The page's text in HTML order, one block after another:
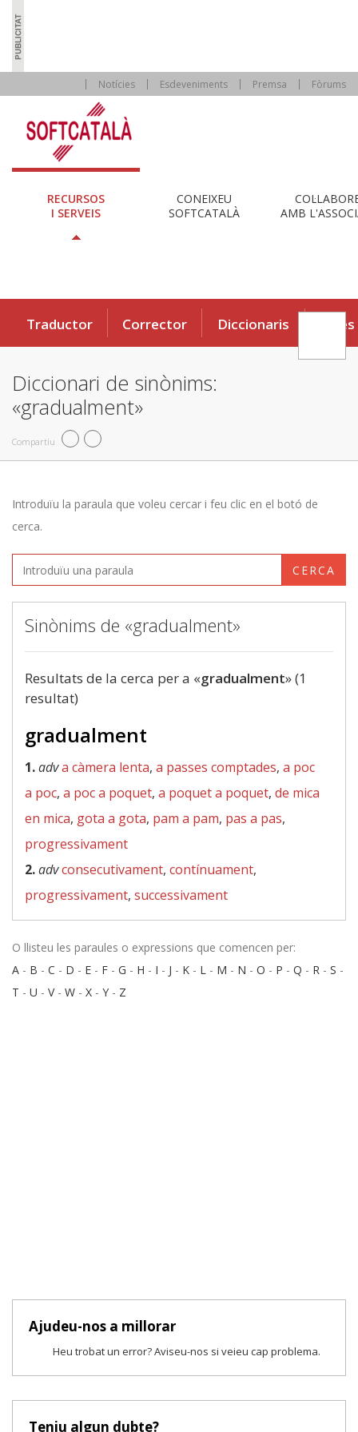
Notícies Esdeveniments Premsa Fòrums
RECURSOS
I SERVEIS
CONEIXEU
SOFTCATALÀ
AMB
Traductor Corrector Diccionaris Eines
Diccionari de sinònims:
«gradualment»
Compartiu
Introduïu la paraula que voleu cercar i feu clic en el botó de
cerca.
CERCA
Sinònims de «gradualment»
Resultats de la cerca per a «gradualment» (1
resultat)
gradualment
1.adva càmera lenta, a passes comptades, a poc
a poc, a poc a poquet, a poquet a poquet, de mica
en mica, gota a gota, pam a pam, pas a pas,
progressivament
2.advconsecutivament, contínuament,
progressivament, successivament
O llisteu les paraules o expressions que comencen per:
A - B - C - D - E - F - G - H - I - J - K - L - M - N - O - P - Q - R - S -
T - U - V- W - X - Y - Z
Ajudeu-nos a millorar
Heu trobat un error? Aviseu-nos si veieu cap problema.
Teniu algun dubte?